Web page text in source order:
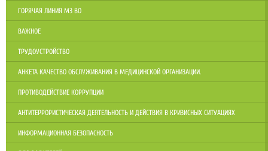
ГОРЯЧАЯ ЛИНИЯ МЗ ВО
ВАЖНОЕ
ТРУДОУСТРОЙСТВО
АНКЕТА КАЧЕСТВО ОБСЛУЖИВАНИЯ В МЕДИЦИНСКОЙ ОРГАНИЗАЦИИ.
ПРОТИВОДЕЙСТВИЕ КОРРУПЦИИ
АНТИТЕРРОРИСТИЧЕСКАЯ ДЕЯТЕЛЬНОСТЬ И ДЕЙСТВИЯ В КРИЗИСНЫХ СИТУАЦИЯХ
ИНФОРМАЦИОННАЯ БЕЗОПАСНОСТЬ